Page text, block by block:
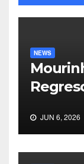
NEWS
JUN 6, 2026